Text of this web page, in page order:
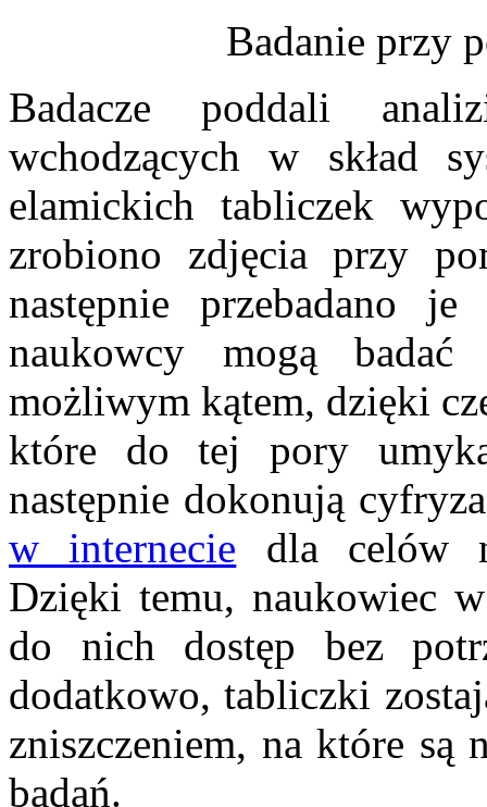
Badanie przy
Badacze poddali
wchodzących w skład
elamickich tabliczek
zrobiono zdjęcia przy
następnie przebadano
naukowcy mogą
możliwym kątem, dzięki
które do tej pory
następnie dokonują
w internecie dla celów
Dzięki temu, naukowiec
do nich dostęp bez
dodatkowo, tabliczki
zniszczeniem, na które są
badań.